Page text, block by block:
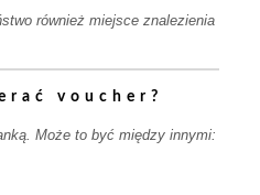
również miejsce znalezienia
voucher?
Może to być między innymi: